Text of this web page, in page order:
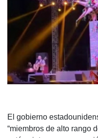
El gobierno
“miembros de alto rango